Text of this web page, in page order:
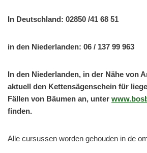
In Deutschland: 02850 /41 68 51
in den Niederlanden: 06 / 137 99 963
In den Niederlanden, in der Nähe von
aktuell den Kettensägenschein für
Fällen von Bäumen an, unter
finden.
Alle cursussen worden gehouden in de